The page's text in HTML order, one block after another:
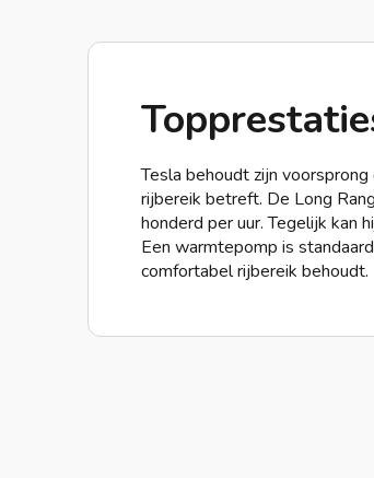
Tesla behoudt zijn
rijbereik betreft. De Long
honderd per uur. Tegelijk kan
Een warmtepomp is
comfortabel rijbereik behoudt.